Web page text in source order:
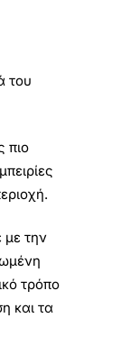
του
πιο
με την
τρόπο
και τα